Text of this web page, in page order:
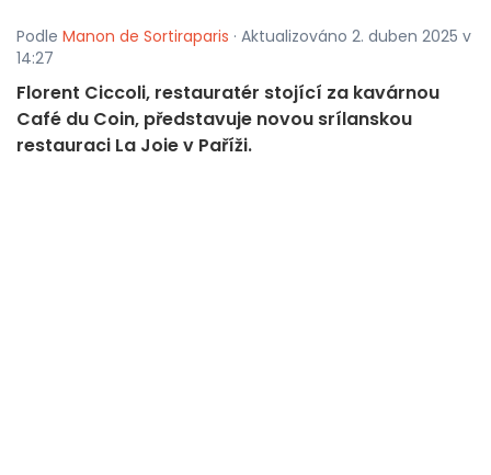
Podle Manon de Sortiraparis · Aktualizováno 2. duben 2025 v
14:27
Florent Ciccoli, restauratér stojící za kavárnou
Café du Coin, představuje novou srílanskou
restauraci La Joie v Paříži.